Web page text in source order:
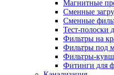
Новости и Акции
Оплата и доставка
Сервис-центр
Магнитные
Сменные
Сменные
Тест-полоски
Фильтры на
Фильтры под
Фильтры-
Фитинги для